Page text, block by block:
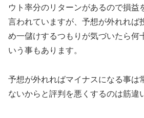
ウト率分のリターンがあるので損益
言われていますが、予想が外れれば
め一儲けするつもりが気づいたら何
いう事もあります。
予想が外れればマイナスになる事は
ないからと評判を悪くするのは筋違